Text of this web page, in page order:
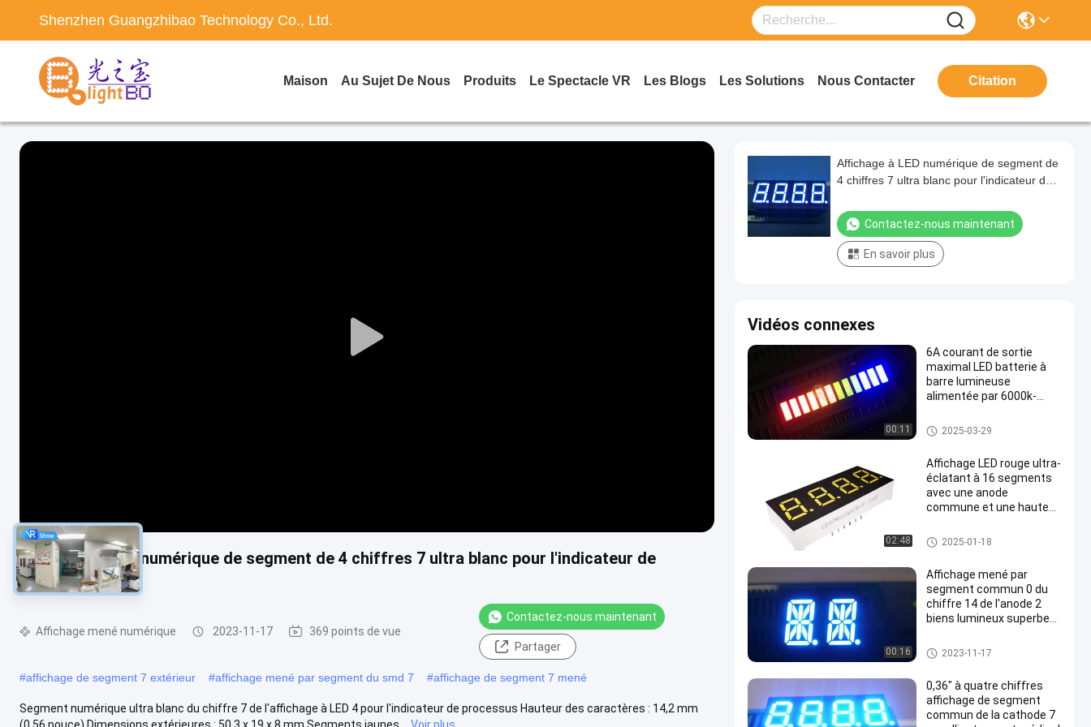
Shenzhen Guangzhibao Technology Co., Ltd.
Maison Au Sujet De Nous Produits Le Spectacle VR Les Blogs Les Solutions Nous Contacter Citation
Play
Affichage à LED numérique de segment de 4 chiffres 7 ultra blanc pour l'indicateur de
processus
Affichage mené numérique 2023-11-17 369 points de vue
Contactez-nous maintenant
Partager
#affichage de segment 7 extérieur #affichage mené par segment du smd 7 #affichage de segment 7 mené
Segment numérique ultra blanc du chiffre 7 de l'affichage à LED 4 pour l'indicateur de processus Hauteur des caractères : 14,2 mm
(0,56 pouce) Dimensions extérieures : 50,3 x 19 x 8 mm Segments jaunes...
Voir plus
Affichage à LED numérique de segment de
4 chiffres 7 ultra blanc pour l'indicateur de
Contactez-nous maintenant
En savoir plus
Vidéos connexes
00:11
6A courant de sortie
maximal LED batterie à
barre lumineuse
alimentée par 6000k-
couleur
Guide optique de LED
2025-03-29
02:48
Affichage LED rouge ultra-
éclatant à 16 segments
avec une anode
commune et une hauteur
Affichage à LED de 16 segmen
ts
2025-01-18
00:16
Affichage mené par
segment commun 0 du
chiffre 14 de l'anode 2
biens lumineux superbes
Affichage à LED de 14 segmen
ts
2023-11-17
0,36" à quatre chiffres
affichage de segment
commun de la cathode 7